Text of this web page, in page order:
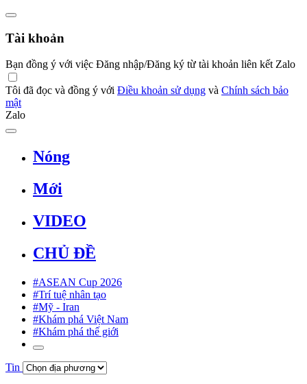
Tài khoản
Bạn đồng ý với việc Đăng nhập/Đăng ký từ tài khoản liên kết Zalo
Tôi đã đọc và đồng ý với Điều khoản sử dụng và Chính sách bảo
mật
Zalo
Nóng
Mới
VIDEO
CHỦ ĐỀ
#ASEAN Cup 2026
#Trí tuệ nhân tạo
#Mỹ - Iran
#Khám phá Việt Nam
#Khám phá thế giới
Tin